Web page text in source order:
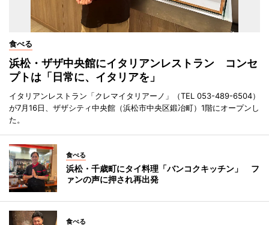
食べる
浜松・ザザ中央館にイタリアンレストラン コンセ
プトは「日常に、イタリアを」
イタリアンレストラン「クレマイタリアーノ」（TEL 053-489-6504）
が7月16日、ザザシティ中央館（浜松市中央区鍛冶町）1階にオープンし
た。
食べる
浜松・千歳町にタイ料理「バンコクキッチン」 フ
ァンの声に押され再出発
食べる